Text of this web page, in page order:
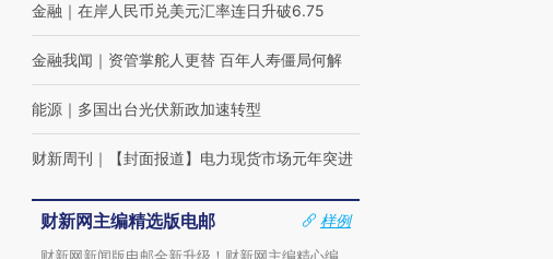
金融 ｜ 在岸人民币兑美元汇率连日升破6.75
金融我闻 ｜ 资管掌舵人更替 百年人寿僵局何解
能源 ｜ 多国出台光伏新政加速转型
财新周刊 ｜ 【封面报道】电力现货市场元年突进
财新网主编精选版电邮
样例